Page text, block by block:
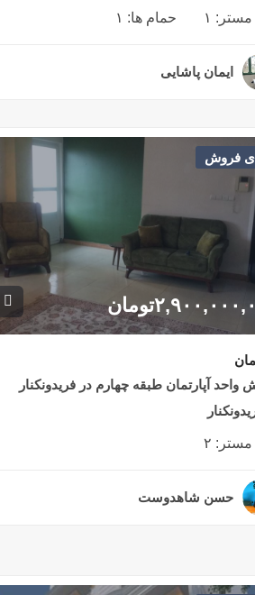
مستر: ۱ حمام ها: ۱
ایمان پاشایی
فروش
تومان
واحد آپارتمان طبقه چهارم در فریدونکنار
مستر: ۲
حسن شاهدوست